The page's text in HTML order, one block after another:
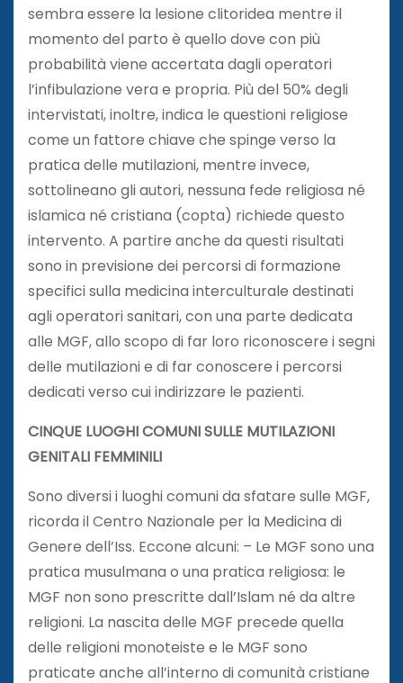
sembra essere la lesione clitoridea mentre il
momento del parto è quello dove con più
probabilità viene accertata dagli operatori
l’infibulazione vera e propria. Più del 50% degli
intervistati, inoltre, indica le questioni religiose
come un fattore chiave che spinge verso la
pratica delle mutilazioni, mentre invece,
sottolineano gli autori, nessuna fede religiosa né
islamica né cristiana (copta) richiede questo
intervento. A partire anche da questi risultati
sono in previsione dei percorsi di formazione
specifici sulla medicina interculturale destinati
agli operatori sanitari, con una parte dedicata
alle MGF, allo scopo di far loro riconoscere i segni
delle mutilazioni e di far conoscere i percorsi
dedicati verso cui indirizzare le pazienti.
CINQUE LUOGHI COMUNI SULLE MUTILAZIONI
GENITALI FEMMINILI
Sono diversi i luoghi comuni da sfatare sulle MGF,
ricorda il Centro Nazionale per la Medicina di
Genere dell’Iss. Eccone alcuni: – Le MGF sono una
pratica musulmana o una pratica religiosa: le
MGF non sono prescritte dall’Islam né da altre
religioni. La nascita delle MGF precede quella
delle religioni monoteiste e le MGF sono
praticate anche all’interno di comunità cristiane